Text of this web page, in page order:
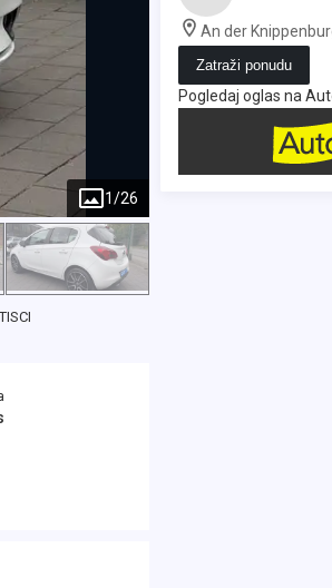
1/26
An der
Zatraži ponudu
Pogledaj oglas na